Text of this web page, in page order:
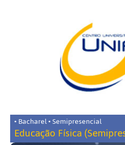
• Bacharel • Semipresencial
Educação Física